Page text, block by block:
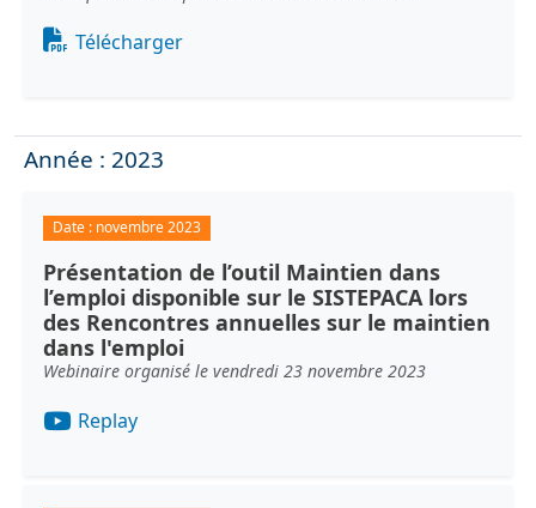
Document
Télécharger
Année : 2023
Date : novembre 2023
Présentation de l’outil Maintien dans
l’emploi disponible sur le SISTEPACA lors
des Rencontres annuelles sur le maintien
dans l'emploi
Webinaire organisé le vendredi 23 novembre 2023
Replay